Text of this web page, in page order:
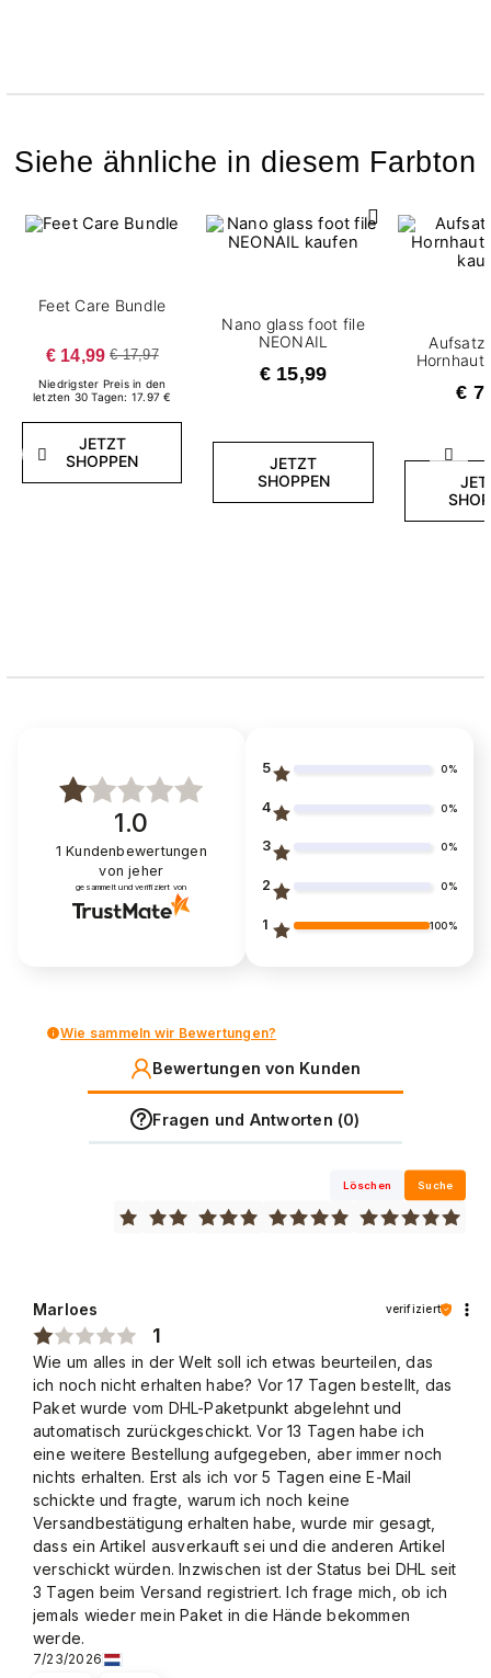
Siehe ähnliche in diesem Farbton
Zurück
Feet Care Bundle
€ 14,99 € 17,97
Niedrigster Preis in den
letzten 30 Tagen: 17.97 €
JETZT
SHOPPEN
Nano glass foot file
NEONAIL
€ 15,99
JETZT
SHOPPEN
Aufsatz
€
1.0
1 Kundenbewertungen
von jeher
gesammelt und verifiziert von
5 0%
4 0%
3 0%
2 0%
1 100%
Wie sammeln wir Bewertungen?
Bewertungen von Kunden
Fragen und Antworten (0)
Löschen Suche
Marloes verifiziert
1
Wie um alles in der Welt soll ich etwas beurteilen, das
ich noch nicht erhalten habe? Vor 17 Tagen bestellt, das
Paket wurde vom DHL-Paketpunkt abgelehnt und
automatisch zurückgeschickt. Vor 13 Tagen habe ich
eine weitere Bestellung aufgegeben, aber immer noch
nichts erhalten. Erst als ich vor 5 Tagen eine E-Mail
schickte und fragte, warum ich noch keine
Versandbestätigung erhalten habe, wurde mir gesagt,
dass ein Artikel ausverkauft sei und die anderen Artikel
verschickt würden. Inzwischen ist der Status bei DHL seit
3 Tagen beim Versand registriert. Ich frage mich, ob ich
jemals wieder mein Paket in die Hände bekommen
werde.
7/23/2026